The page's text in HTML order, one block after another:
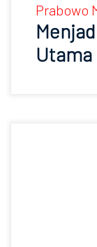
Prabowo
Utama